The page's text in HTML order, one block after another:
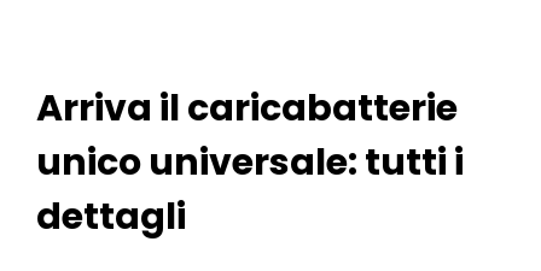
Arriva il caricabatterie
unico universale: tutti i
dettagli